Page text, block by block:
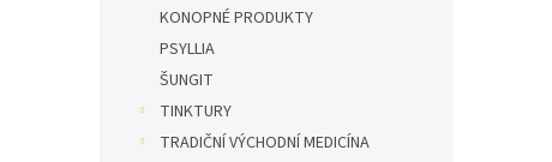
KONOPNÉ PRODUKTY
PSYLLIA
ŠUNGIT
TINKTURY
TRADIČNÍ VÝCHODNÍ MEDICÍNA